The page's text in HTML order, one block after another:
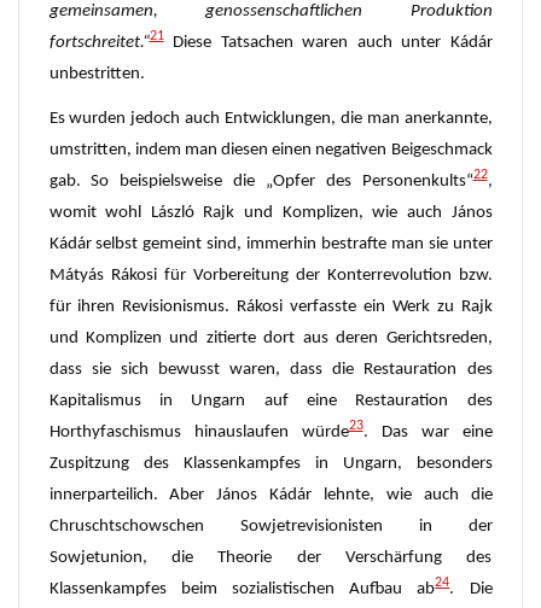
gemeinsamen, genossenschaftlichen Produktion
fortschreitet.“21Diese Tatsachen waren auch unter Kádár
unbestritten.
Es wurden jedoch auch Entwicklungen, die man anerkannte,
umstritten, indem man diesen einen negativen Beigeschmack
gab. So beispielsweise die „Opfer des Personenkults“22,
womit wohl László Rajk und Komplizen, wie auch János
Kádár selbst gemeint sind, immerhin bestrafte man sie unter
Mátyás Rákosi für Vorbereitung der Konterrevolution bzw.
für ihren Revisionismus. Rákosi verfasste ein Werk zu Rajk
und Komplizen und zitierte dort aus deren Gerichtsreden,
dass sie sich bewusst waren, dass die Restauration des
Kapitalismus in Ungarn auf eine Restauration des
Horthyfaschismus hinauslaufen würde23. Das war eine
Zuspitzung des Klassenkampfes in Ungarn, besonders
innerparteilich. Aber János Kádár lehnte, wie auch die
Chruschtschowschen Sowjetrevisionisten in der
Sowjetunion, die Theorie der Verschärfung des
Klassenkampfes beim sozialistischen Aufbau ab24. Die